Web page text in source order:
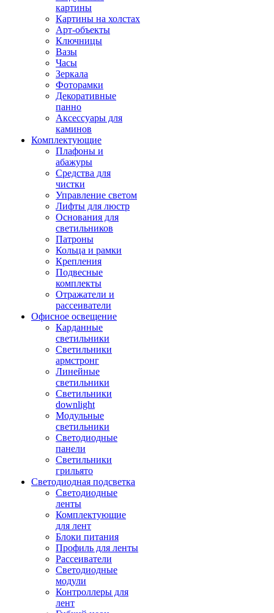
картины
Картины на холстах
Арт-объекты
Ключницы
Вазы
Часы
Зеркала
Фоторамки
Декоративные
панно
Аксессуары для
каминов
Комплектующие
Плафоны и
абажуры
Средства для
чистки
Управление светом
Лифты для люстр
Основания для
светильников
Патроны
Кольца и рамки
Крепления
Подвесные
комплекты
Отражатели и
рассеиватели
Офисное освещение
Карданные
светильники
Светильники
армстронг
Линейные
светильники
Светильники
downlight
Модульные
светильники
Светодиодные
панели
Светильники
грильято
Светодиодная подсветка
Светодиодные
ленты
Комплектующие
для лент
Блоки питания
Профиль для ленты
Рассеиватели
Светодиодные
модули
Контроллеры для
лент